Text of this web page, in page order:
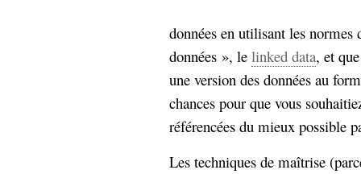
données en utilisant les
données », le linked data, et
une version des données au
chances pour que vous
référencées du mieux possible
Les techniques de maîtrise